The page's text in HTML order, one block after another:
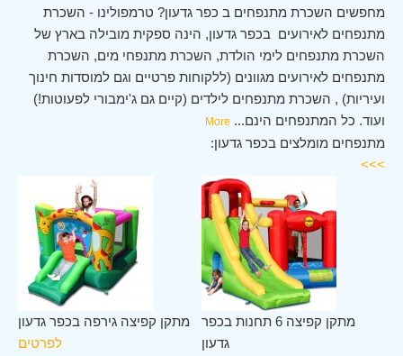
מחפשים השכרת מתנפחים ב כפר גדעון? טרמפולינו - השכרת
מתנפחים לאירועים בכפר גדעון, הינה ספקית מובילה בארץ של
השכרת מתנפחים לימי הולדת, השכרת מתנפחי מים, השכרת
מתנפחים לאירועים מגוונים (ללקוחות פרטיים וגם למוסדות חינוך
ועיריות) , השכרת מתנפחים לילדים (קיים גם ג'ימבורי לפעוטות!)
ועוד. כל המתנפחים הינם...
More
מתנפחים מומלצים בכפר גדעון:
>>>
מתקן קפיצה גירפה בכפר גדעון
לפרטים
מתקן קפיצה 6 תחנות בכפר
גדעון